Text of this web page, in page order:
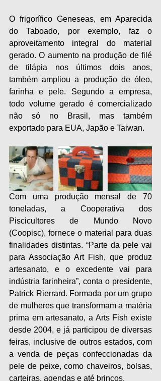
O frigorífico Geneseas, em Aparecida
do Taboado, por exemplo, faz o
aproveitamento integral do material
gerado. O aumento na produção de filé
de tilápia nos últimos dois anos,
também ampliou a produção de óleo,
farinha e pele. Segundo a empresa,
todo volume gerado é comercializado
não só no Brasil, mas também
exportado para EUA, Japão e Taiwan.
Com uma produção mensal de 70
toneladas, a Cooperativa dos
Piscicultores de Mundo Novo
(Coopisc), fornece o material para duas
finalidades distintas. “Parte da pele vai
para Associação Art Fish, que produz
artesanato, e o excedente vai para
indústria farinheira”, conta o presidente,
Patrick Rierrard. Formada por um grupo
de mulheres que transformam a matéria
prima em artesanato, a Arts Fish existe
desde 2004, e já participou de diversas
feiras, inclusive de outros estados, com
a venda de peças confeccionadas da
pele de peixe, como chaveiros, bolsas,
carteiras, agendas e até brincos.